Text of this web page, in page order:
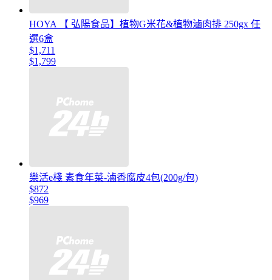
HOYA 【 弘陽食品】植物G米花&植物滷肉排 250gx 任
選6盒
$1,711
$1,799
樂活e棧 素食年菜-滷香腐皮4包(200g/包)
$872
$969